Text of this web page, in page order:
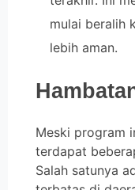
mulai beralih
lebih aman.
Meski program
terdapat
Salah satunya